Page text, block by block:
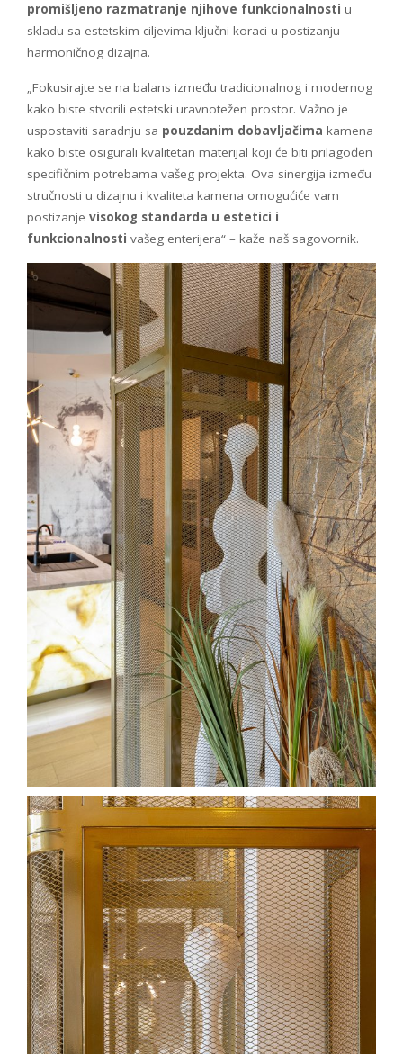
promišljeno razmatranje njihove funkcionalnosti u
skladu sa estetskim ciljevima ključni koraci u postizanju
harmoničnog dizajna.
„Fokusirajte se na balans između tradicionalnog i modernog
kako biste stvorili estetski uravnotežen prostor. Važno je
uspostaviti saradnju sa pouzdanim dobavljačima kamena
kako biste osigurali kvalitetan materijal koji će biti prilagođen
specifičnim potrebama vašeg projekta. Ova sinergija između
stručnosti u dizajnu i kvaliteta kamena omogućiće vam
postizanje visokog standarda u estetici i
funkcionalnosti vašeg enterijera“ – kaže naš sagovornik.